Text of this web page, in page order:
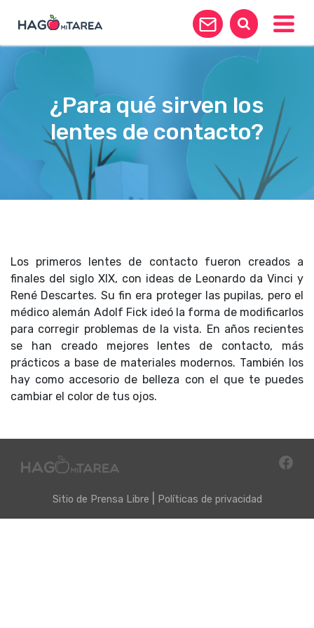
¿Para qué sirven los
lentes de contacto?
Los primeros lentes de contacto fueron creados a
finales del siglo XIX, con ideas de Leonardo da Vinci y
René Descartes. Su fin era proteger las pupilas, pero el
médico alemán Adolf Fick ideó la forma de modificarlos
para corregir problemas de la vista. En años recientes
se han creado mejores lentes de contacto, más
prácticos a base de materiales modernos. También los
hay como accesorio de belleza con el que te puedes
cambiar el color de tus ojos.
Sitio de Prensa Libre Políticas de privacidad